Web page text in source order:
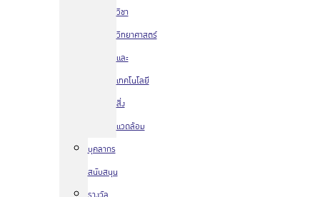
วิชา
วิทยาศาสตร์
และ
เทคโนโลยี
สิ่ง
แวดล้อม
บุคลากร
สนับสนุน